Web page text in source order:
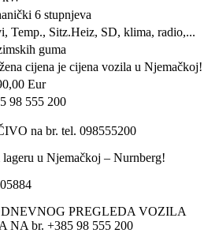
6 stupnjeva
Temp., Sitz.Heiz, SD, klima, radio,...
guma
cijena je cijena vozila u Njemačkoj!
Eur
98 555 200
na br. tel. 098555200
lageru u Njemačkoj – Nurnberg!
PREGLEDA VOZILA
NA br. +385 98 555 200